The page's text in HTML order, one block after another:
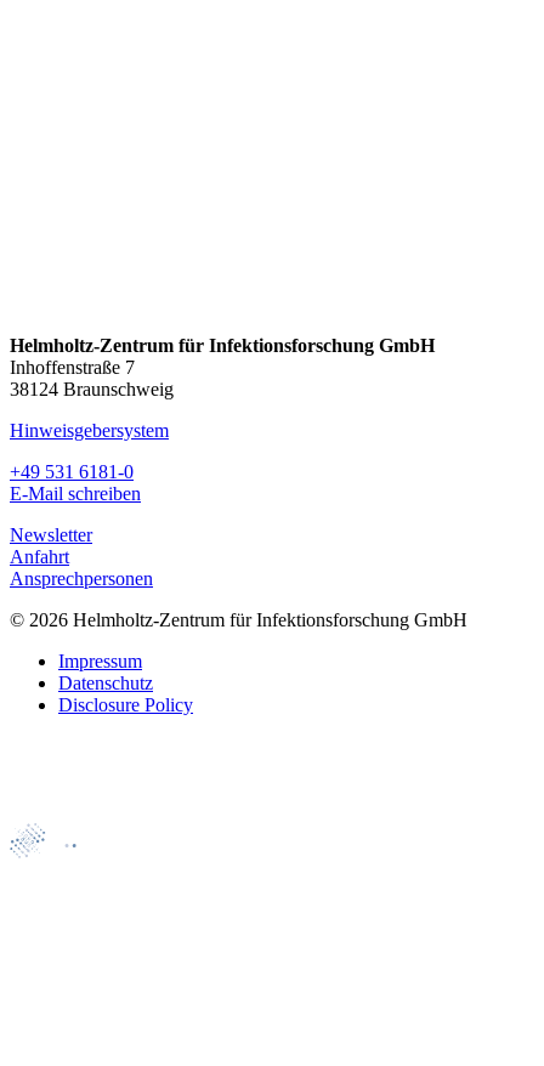
Helmholtz-Zentrum für Infektionsforschung GmbH
Inhoffenstraße 7
38124 Braunschweig
Hinweisgebersystem
+49 531 6181-0
E-Mail schreiben
Newsletter
Anfahrt
Ansprechpersonen
© 2026 Helmholtz-Zentrum für Infektionsforschung GmbH
Impressum
Datenschutz
Disclosure Policy